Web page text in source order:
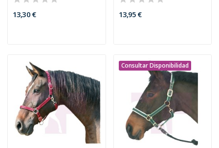
13,30 € 13,95 €
Consultar Disponibilidad